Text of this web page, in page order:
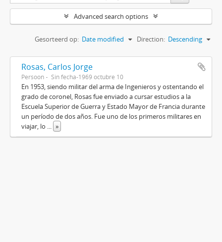
Advanced search options
Gesorteerd op: Date modified Direction: Descending
Rosas, Carlos Jorge
Persoon Sin fecha-1969 octubre 10
En 1953, siendo militar del arma de Ingenieros y ostentando el
grado de coronel, Rosas fue enviado a cursar estudios a la
Escuela Superior de Guerra y Estado Mayor de Francia durante
un período de dos años. Fue uno de los primeros militares en
viajar, lo ... »